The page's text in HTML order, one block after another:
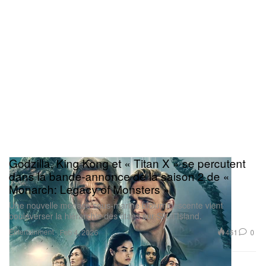
Entertainment
Godzilla, King Kong et « Titan X » se percutent
dans la bande-annonce de la saison 2 de «
Monarch: Legacy of Monsters »
Une nouvelle menace sous-marine bioluminescente vient
bouleverser la hiérarchie des titans sur Skull Island.
Feb 4, 2026 461 0